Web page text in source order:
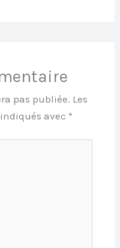
pas publiée. Les
avec *